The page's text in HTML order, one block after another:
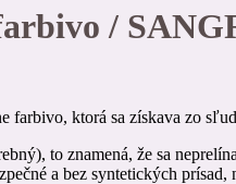
/
farbivo, ktorá sa získava zo
to znamená, že sa
a bez syntetických